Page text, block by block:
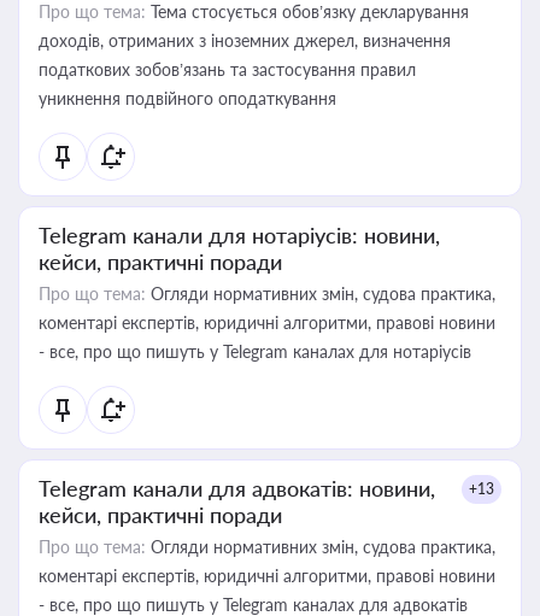
Про що тема: Тема стосується обов’язку декларування
доходів, отриманих з іноземних джерел, визначення
податкових зобов’язань та застосування правил
уникнення подвійного оподаткування
Telegram канали для нотаріусів: новини,
кейси, практичні поради
Про що тема: Огляди нормативних змін, судова практика,
коментарі експертів, юридичні алгоритми, правові новини
- все, про що пишуть у Telegram каналах для нотаріусів
Telegram канали для адвокатів: новини,
кейси, практичні поради
+13
Про що тема: Огляди нормативних змін, судова практика,
коментарі експертів, юридичні алгоритми, правові новини
- все, про що пишуть у Telegram каналах для адвокатів